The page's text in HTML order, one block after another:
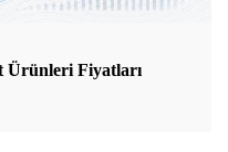
Ürünleri Fiyatları